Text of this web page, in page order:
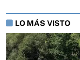
LO MÁS VISTO